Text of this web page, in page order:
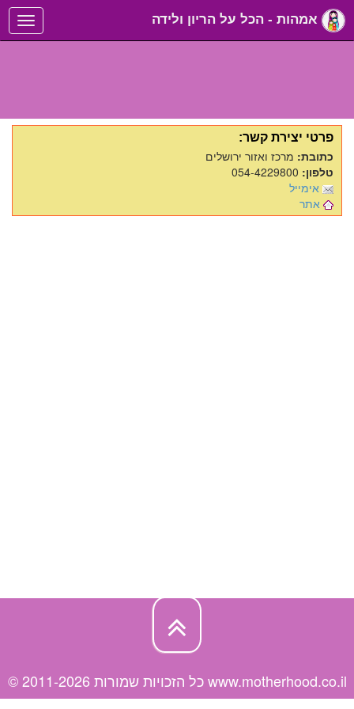
Toggle
navigation
פרטי יצירת קשר:
כתובת: מרכז ואזור ירושלים
טלפון:
אימייל
אתר
© כל הזכויות שמורות 2011-2026 www.motherhood.co.il